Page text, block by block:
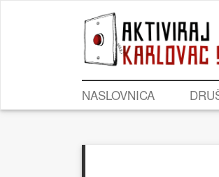
NASLOVNICA